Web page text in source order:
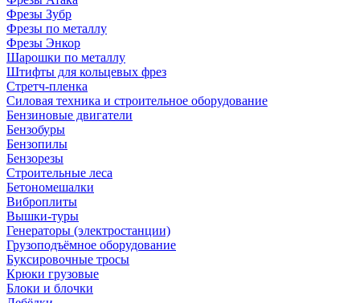
Фрезы Зубр
Фрезы по металлу
Фрезы Энкор
Шарошки по металлу
Штифты для кольцевых фрез
Стретч-пленка
Силовая техника и строительное оборудование
Бензиновые двигатели
Бензобуры
Бензопилы
Бензорезы
Строительные леса
Бетономешалки
Виброплиты
Вышки-туры
Генераторы (электростанции)
Грузоподъёмное оборудование
Буксировочные тросы
Крюки грузовые
Блоки и блочки